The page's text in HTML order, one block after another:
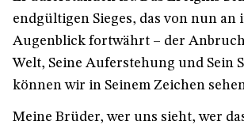
endgültigen Sieges, das von nun an
Augenblick fortwährt – der Anbruch
Welt, Seine Auferstehung und Sein
können wir in Seinem Zeichen
Meine Brüder, wer uns sieht, wer